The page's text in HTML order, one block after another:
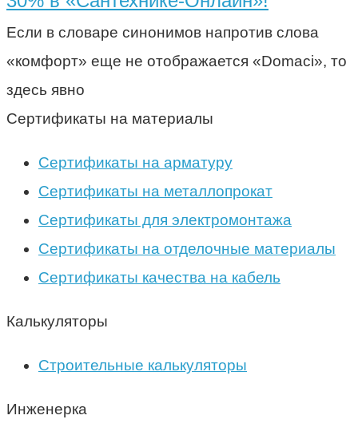
Если в словаре синонимов напротив слова
«комфорт» еще не отображается «Domaci», то
здесь явно
Сертификаты на материалы
Сертификаты на арматуру
Сертификаты на металлопрокат
Сертификаты для электромонтажа
Сертификаты на отделочные материалы
Сертификаты качества на кабель
Калькуляторы
Строительные калькуляторы
Инженерка